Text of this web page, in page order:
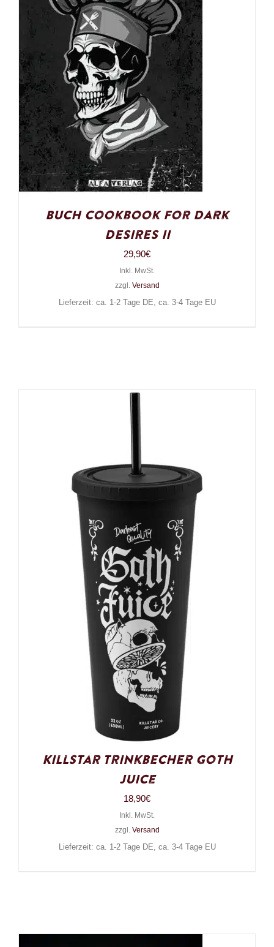
Buch Cookbook for Dark
Desires II
29,90€
Inkl. MwSt.
zzgl. Versand
Lieferzeit: ca. 1-2 Tage DE, ca. 3-4 Tage EU
Killstar Trinkbecher Goth
Juice
18,90€
Inkl. MwSt.
zzgl. Versand
Lieferzeit: ca. 1-2 Tage DE, ca. 3-4 Tage EU